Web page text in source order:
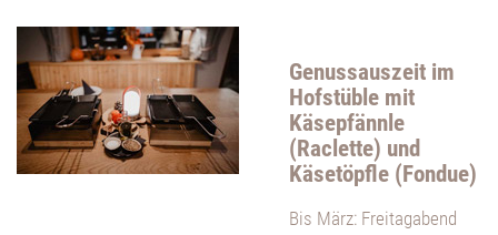
Genussauszeit im
Hofstüble mit
Käsepfännle
(Raclette) und
Käsetöpfle (Fondue)
Bis März: Freitagabend